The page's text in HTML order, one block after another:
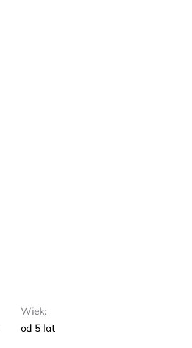
Wiek:
od 5 lat